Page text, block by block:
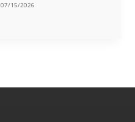
07/15/2026